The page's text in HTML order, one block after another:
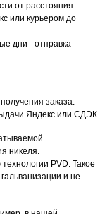
от расстояния.
или курьером до
дни - отправка
заказа.
Яндекс или СДЭК.
никеля.
PVD. Такое
и не